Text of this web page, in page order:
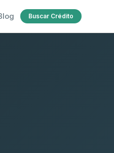
Buscar Crédito